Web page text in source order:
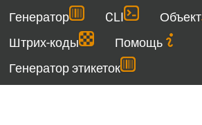
Генератор
CLI
Объект
Штрих-коды
Помощь
Генератор этикеток